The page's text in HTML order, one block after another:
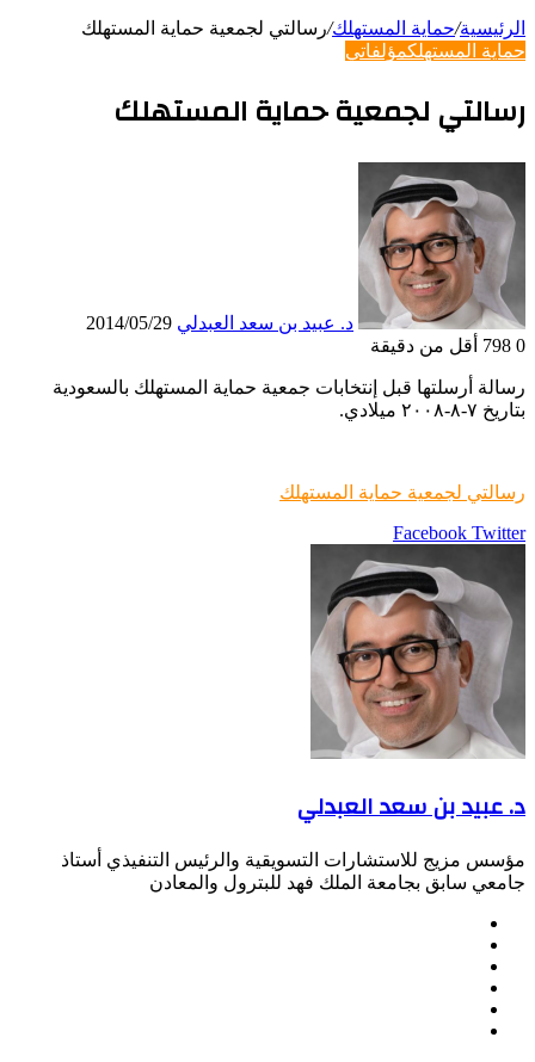
الرئيسية/حماية المستهلك/رسالتي لجمعية حماية المستهلك
حماية المستهلكمؤلفاتي
رسالتي لجمعية حماية المستهلك
د. عبيد بن سعد العبدلي 2014/05/29
0
أقل من دقيقة
رسالة أرسلتها قبل إنتخابات جمعية حماية المستهلك بالسعودية
بتاريخ ٧-٨-٢٠٠٨ ميلادي.
رسالتي لجمعية حماية المستهلك
Facebook Twitter
LinkedIn
Pinterest
مشاركة
عبر
البريد
طباعة
د. عبيد بن سعد العبدلي
مؤسس مزيج للاستشارات التسويقية والرئيس التنفيذي أستاذ
جامعي سابق بجامعة الملك فهد للبترول والمعادن